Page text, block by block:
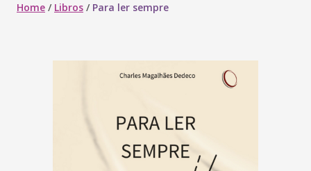
Home / Libros / Para ler sempre